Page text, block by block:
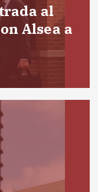
al
Alsea a